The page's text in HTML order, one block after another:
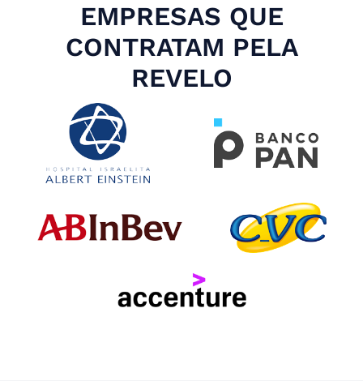
EMPRESAS QUE
CONTRATAM PELA
REVELO